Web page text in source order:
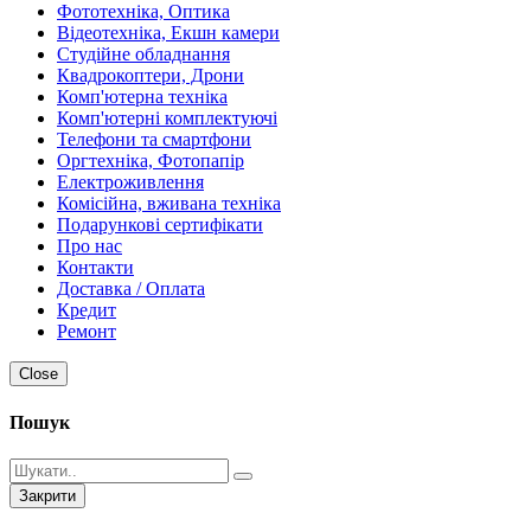
Фототехніка, Оптика
Відеотехніка, Екшн камери
Студійне обладнання
Квадрокоптери, Дрони
Комп'ютерна техніка
Комп'ютерні комплектуючі
Телефони та смартфони
Оргтехніка, Фотопапір
Електроживлення
Комісійна, вживана техніка
Подарункові сертифікати
Про нас
Контакти
Доставка / Оплата
Кредит
Ремонт
Close
Пошук
Закрити